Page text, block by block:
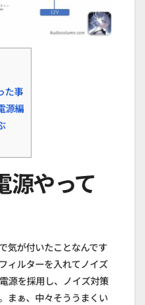
た事
源編
やって
気が付いたことなんです
ィルターを入れてノイズ
源を採用し、ノイズ対策
まぁ、中々そううまくい